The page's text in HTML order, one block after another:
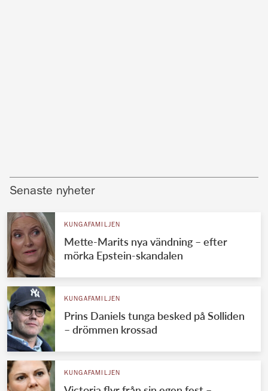
Senaste nyheter
KUNGAFAMILJEN
Mette-Marits nya vändning – efter
mörka Epstein-skandalen
KUNGAFAMILJEN
Prins Daniels tunga besked på Solliden
– drömmen krossad
KUNGAFAMILJEN